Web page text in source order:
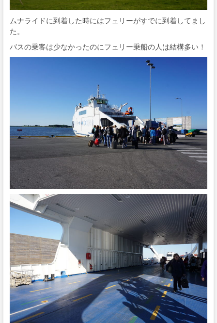
ムナライドに到着した時にはフェリーがすでに到着してまし
た。
バスの乗客は少なかったのにフェリー乗船の人は結構多い！